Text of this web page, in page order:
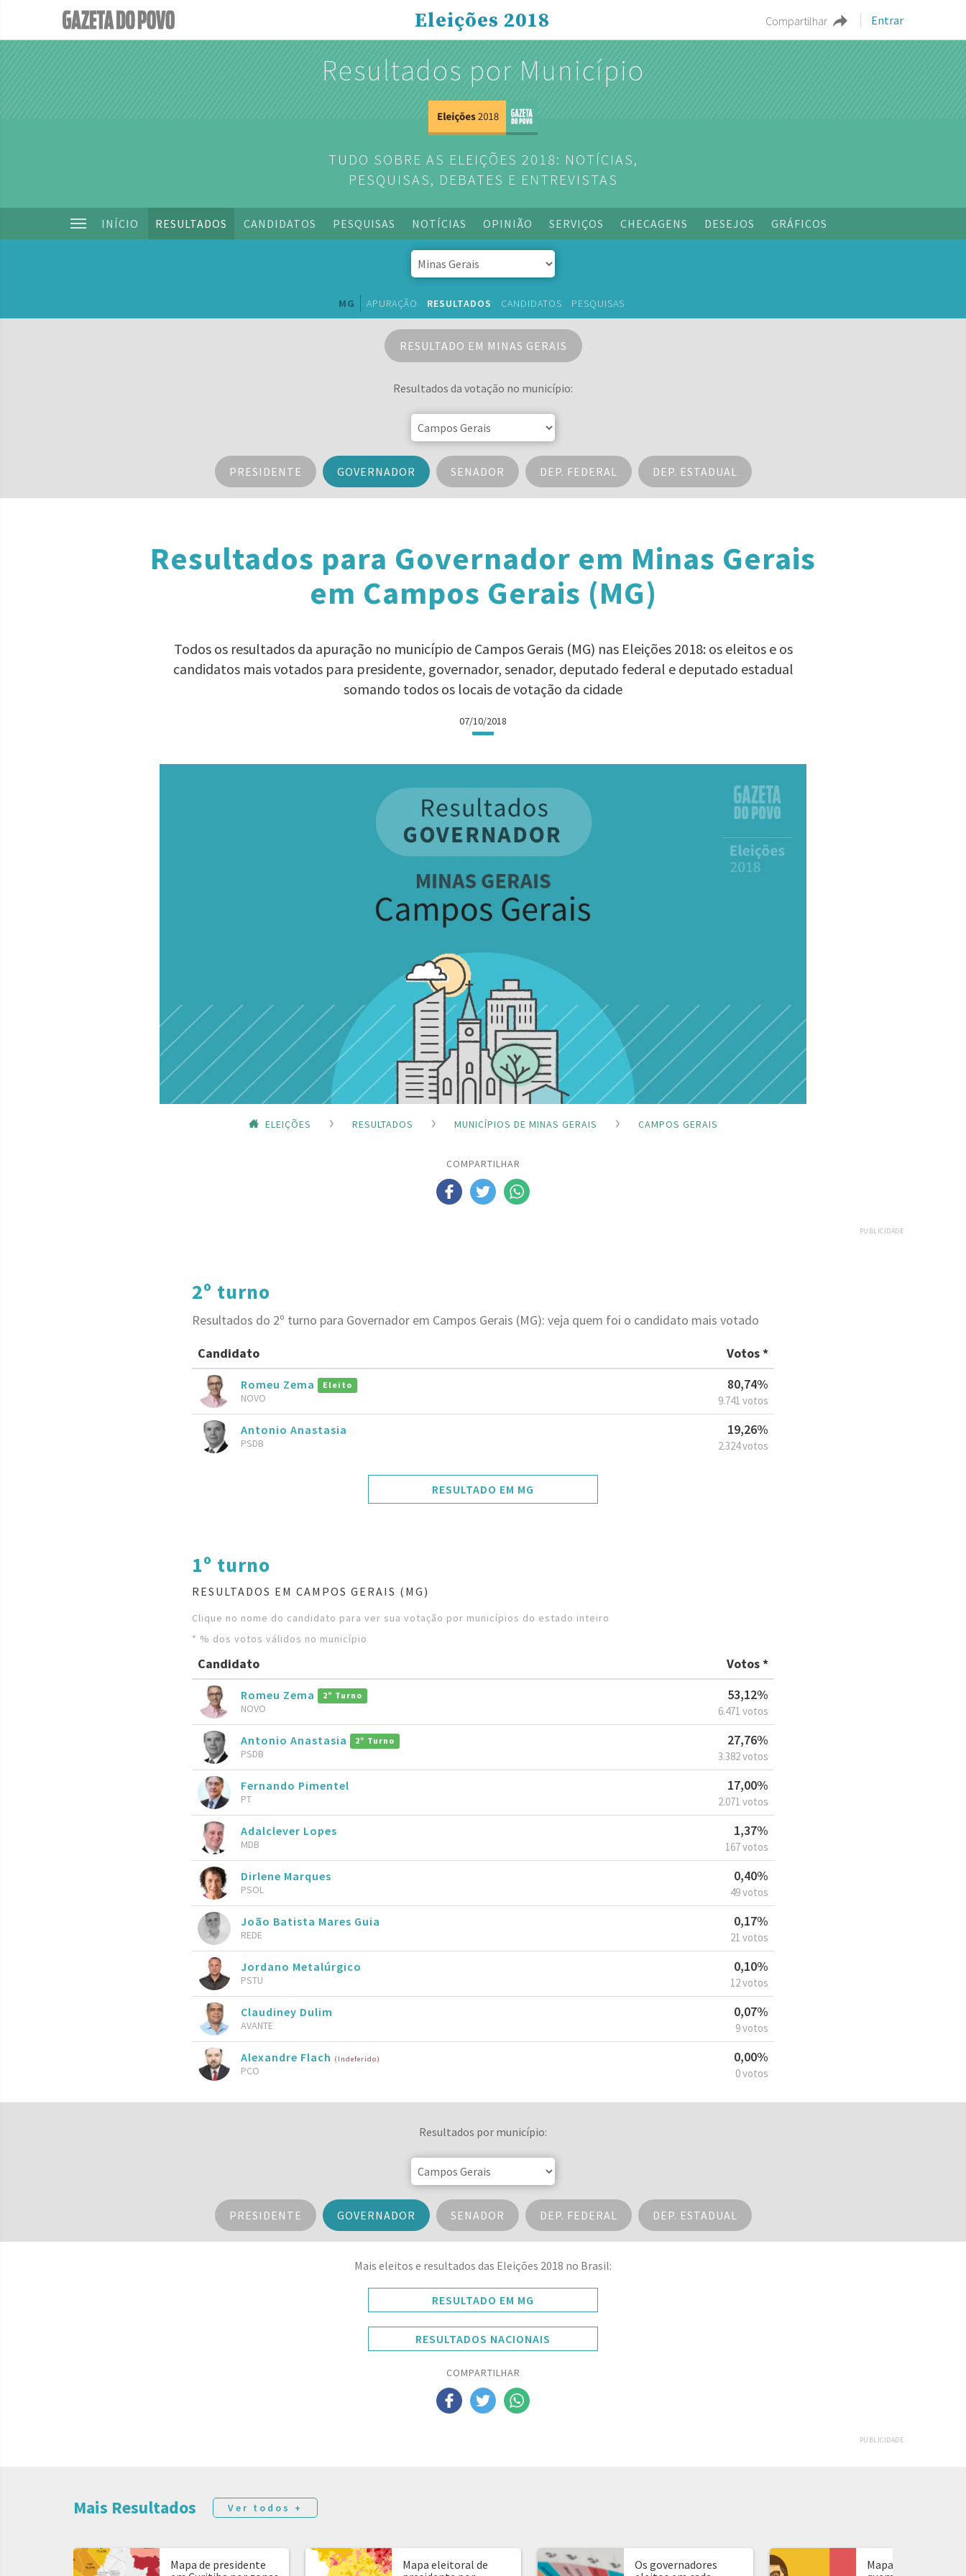
Compartilhar Entrar
Eleições 2018
Resultados por Município
TUDO SOBRE AS ELEIÇÕES 2018: NOTÍCIAS,
PESQUISAS, DEBATES E ENTREVISTAS
INÍCIO RESULTADOS CANDIDATOS PESQUISAS NOTÍCIAS OPINIÃO SERVIÇOS CHECAGENS DESEJOS GRÁFICOS
MG APURAÇÃO RESULTADOS CANDIDATOS PESQUISAS
RESULTADO EM MINAS GERAIS
Resultados da votação no município:
PRESIDENTE GOVERNADOR SENADOR DEP. FEDERAL DEP. ESTADUAL
Resultados para Governador em Minas Gerais
em Campos Gerais (MG)
Todos os resultados da apuração no município de Campos Gerais (MG) nas Eleições 2018: os eleitos e os
candidatos mais votados para presidente, governador, senador, deputado federal e deputado estadual
somando todos os locais de votação da cidade
07/10/2018
ELEIÇÕES RESULTADOS MUNICÍPIOS DE MINAS GERAIS CAMPOS GERAIS
COMPARTILHAR
PUBLICIDADE
2º turno
Resultados do 2º turno para Governador em Campos Gerais (MG): veja quem foi o candidato mais votado
Candidato
Votos *
Romeu Zema Eleito
NOVO
80,74%
9.741 votos
Antonio Anastasia
PSDB
19,26%
2.324 votos
RESULTADO EM MG
1º turno
RESULTADOS EM CAMPOS GERAIS (MG)
Clique no nome do candidato para ver sua votação por municípios do estado inteiro
* % dos votos válidos no município
Candidato Votos *
Romeu Zema 2º Turno
NOVO
53,12%
6.471 votos
Antonio Anastasia 2º Turno
PSDB
27,76%
3.382 votos
Fernando Pimentel
PT
17,00%
2.071 votos
Adalclever Lopes
MDB
1,37%
167 votos
Dirlene Marques
PSOL
0,40%
49 votos
João Batista Mares Guia
REDE
0,17%
21 votos
Jordano Metalúrgico
PSTU
0,10%
12 votos
Claudiney Dulim
AVANTE
0,07%
9 votos
Alexandre Flach (Indeferido)
PCO
0,00%
0 votos
Resultados por município:
PRESIDENTE GOVERNADOR SENADOR DEP. FEDERAL DEP. ESTADUAL
Mais eleitos e resultados das Eleições 2018 no Brasil:
RESULTADO EM MG
RESULTADOS NACIONAIS
COMPARTILHAR
PUBLICIDADE
Mais Resultados Ver todos +
Mapa de presidente
Mapa eleitoral de
Os governadores
Mapa de presidente: